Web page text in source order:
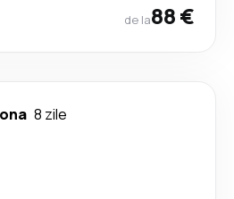
de la88 €
8 zile